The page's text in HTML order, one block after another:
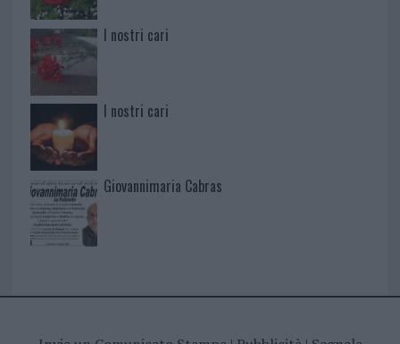
I nostri cari
I nostri cari
Giovannimaria Cabras